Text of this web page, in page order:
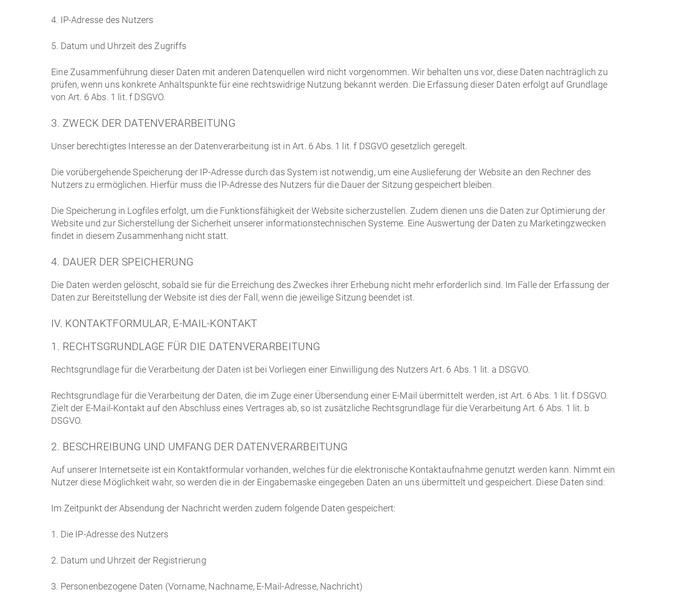
4. IP-Adresse des Nutzers
5. Datum und Uhrzeit des Zugriffs
Eine Zusammenführung dieser Daten mit anderen Datenquellen wird nicht vorgenommen. Wir behalten uns vor, diese Daten nachträglich zu
prüfen, wenn uns konkrete Anhaltspunkte für eine rechtswidrige Nutzung bekannt werden. Die Erfassung dieser Daten erfolgt auf Grundlage
von Art. 6 Abs. 1 lit. f DSGVO.
3. ZWECK DER DATENVERARBEITUNG
Unser berechtigtes Interesse an der Datenverarbeitung ist in Art. 6 Abs. 1 lit. f DSGVO gesetzlich geregelt.
Die vorübergehende Speicherung der IP-Adresse durch das System ist notwendig, um eine Auslieferung der Website an den Rechner des
Nutzers zu ermöglichen. Hierfür muss die IP-Adresse des Nutzers für die Dauer der Sitzung gespeichert bleiben.
Die Speicherung in Logfiles erfolgt, um die Funktionsfähigkeit der Website sicherzustellen. Zudem dienen uns die Daten zur Optimierung der
Website und zur Sicherstellung der Sicherheit unserer informationstechnischen Systeme. Eine Auswertung der Daten zu Marketingzwecken
findet in diesem Zusammenhang nicht statt.
4. DAUER DER SPEICHERUNG
Die Daten werden gelöscht, sobald sie für die Erreichung des Zweckes ihrer Erhebung nicht mehr erforderlich sind. Im Falle der Erfassung der
Daten zur Bereitstellung der Website ist dies der Fall, wenn die jeweilige Sitzung beendet ist.
IV. KONTAKTFORMULAR, E-MAIL-KONTAKT
1. RECHTSGRUNDLAGE FÜR DIE DATENVERARBEITUNG
Rechtsgrundlage für die Verarbeitung der Daten ist bei Vorliegen einer Einwilligung des Nutzers Art. 6 Abs. 1 lit. a DSGVO.
Rechtsgrundlage für die Verarbeitung der Daten, die im Zuge einer Übersendung einer E-Mail übermittelt werden, ist Art. 6 Abs. 1 lit. f DSGVO.
Zielt der E-Mail-Kontakt auf den Abschluss eines Vertrages ab, so ist zusätzliche Rechtsgrundlage für die Verarbeitung Art. 6 Abs. 1 lit. b
DSGVO.
2. BESCHREIBUNG UND UMFANG DER DATENVERARBEITUNG
Auf unserer Internetseite ist ein Kontaktformular vorhanden, welches für die elektronische Kontaktaufnahme genutzt werden kann. Nimmt ein
Nutzer diese Möglichkeit wahr, so werden die in der Eingabemaske eingegeben Daten an uns übermittelt und gespeichert. Diese Daten sind:
Im Zeitpunkt der Absendung der Nachricht werden zudem folgende Daten gespeichert:
1. Die IP-Adresse des Nutzers
2. Datum und Uhrzeit der Registrierung
3. Personenbezogene Daten (Vorname, Nachname, E-Mail-Adresse, Nachricht)